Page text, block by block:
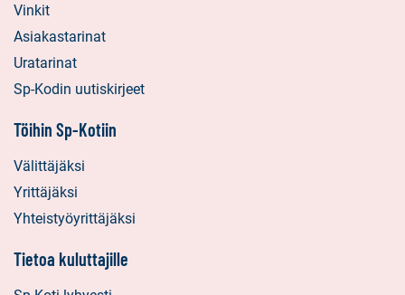
Vinkit
Asiakastarinat
Uratarinat
Sp-Kodin uutiskirjeet
Töihin Sp-Kotiin
Välittäjäksi
Yrittäjäksi
Yhteistyöyrittäjäksi
Tietoa kuluttajille